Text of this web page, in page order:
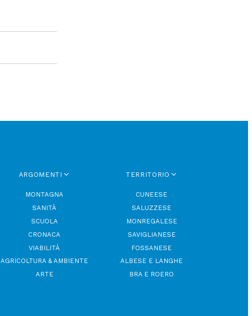
ARGOMENTI
MONTAGNA
SANITÀ
SCUOLA
CRONACA
VIABILITÀ
AGRICOLTURA & AMBIENTE
ARTE
TERRITORIO
CUNEESE
SALUZZESE
MONREGALESE
SAVIGLIANESE
FOSSANESE
ALBESE E LANGHE
BRA E ROERO